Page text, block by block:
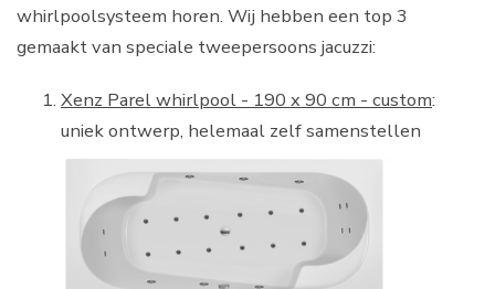
whirlpoolsysteem horen. Wij hebben een top 3
gemaakt van speciale tweepersoons jacuzzi:
Xenz Parel whirlpool - 190 x 90 cm - custom:
uniek ontwerp, helemaal zelf samenstellen